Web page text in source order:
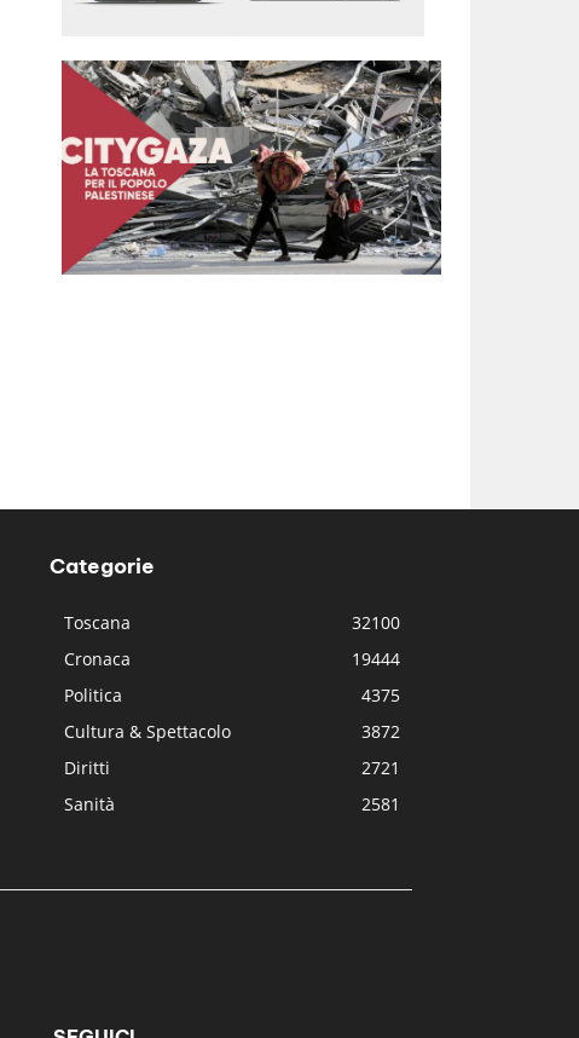
Categorie
Toscana
32100
Cronaca
19444
Politica
4375
Cultura & Spettacolo
3872
Diritti
2721
Sanità
2581